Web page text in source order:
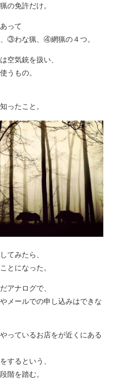
の免許だけ。
って
③わな猟、④網猟の４つ。
空気銃を扱い、
うもの。
ったこと。
てみたら、
とになった。
アナログで、
メールでの申し込みはできな
っているお店をが近くにある
するという、
階を踏む。